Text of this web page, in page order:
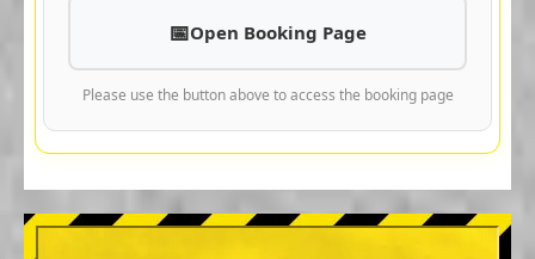
Open Booking Page
Please use the button above to access the booking page